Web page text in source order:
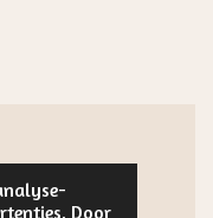
Door